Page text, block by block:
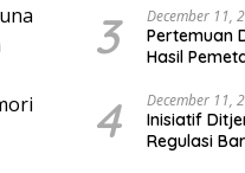
3 December 11,
Pertemuan
Hasil
4 December 11,
Inisiatif
Regulasi